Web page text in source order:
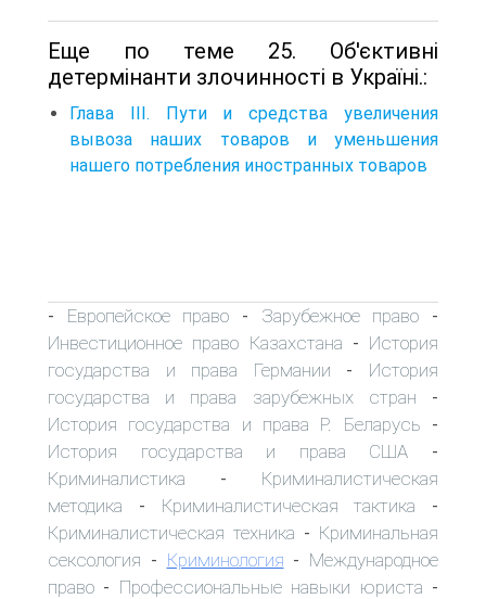
Еще по теме 25. Об'єктивні
детермінанти злочинності в Україні.:
Глава III. Пути и средства увеличения
вывоза наших товаров и уменьшения
нашего потребления иностранных товаров
- Европейское право - Зарубежное право -
Инвестиционное право Казахстана - История
государства и права Германии - История
государства и права зарубежных стран -
История государства и права Р. Беларусь -
История государства и права США -
Криминалистика - Криминалистическая
методика - Криминалистическая тактика -
Криминалистическая техника - Криминальная
сексология - Криминология - Международное
право - Профессиональные навыки юриста -